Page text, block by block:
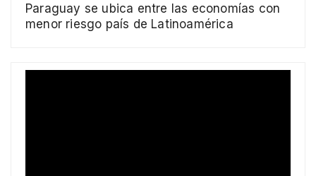
Paraguay se ubica entre las economías con
menor riesgo país de Latinoamérica